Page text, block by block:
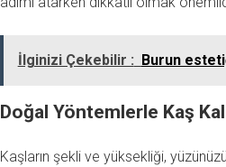
İlginizi Çekebilir : Burun
Doğal Yöntemlerle Kaş
Kaşların şekli ve yüksekliği,